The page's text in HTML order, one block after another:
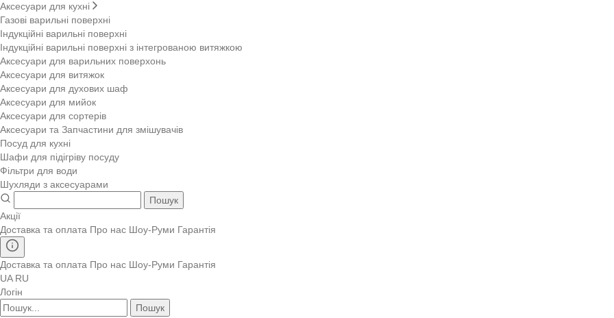
Аксесуари для кухні
Газові варильні поверхні
Індукційні варильні поверхні
Індукційні варильні поверхні з інтегрованою витяжкою
Аксесуари для варильних поверхонь
Аксесуари для витяжок
Аксесуари для духових шаф
Аксесуари для мийок
Аксесуари для сортерів
Аксесуари та Запчастини для змішувачів
Посуд для кухні
Шафи для підігріву посуду
Фільтри для води
Шухляди з аксесуарами
Пошук
Акції
Доставка та оплата Про нас Шоу-Руми Гарантія
Доставка та оплата Про нас Шоу-Руми Гарантія
UA RU
Логін
Пошук